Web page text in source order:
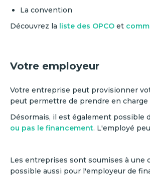
La convention
Découvrez la liste des OPCO et
Votre employeur
Votre entreprise peut provisionner
peut permettre de prendre en charge
Désormais, il est également possible
ou pas le financement. L'employé
Les entreprises sont soumises à une
possible aussi pour l'employeur de